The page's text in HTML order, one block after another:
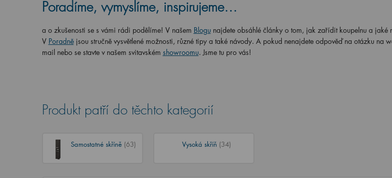
Poradíme, vymyslíme, inspirujeme…
a o zkušenosti se s vámi rádi podělíme! V našem Blogu najdete obsáhlé články o tom, jak zařídit koupelnu a jaké
V Poradně jsou stručně vysvětlené možnosti, různé tipy a také návody. A pokud nenajdete odpověď na otázku na
mail nebo se stavte v našem svitavském showroomu. Jsme tu pro vás!
Produkt patří do těchto kategorií
Samostatné skříně (63) Vysoká skříň (34)